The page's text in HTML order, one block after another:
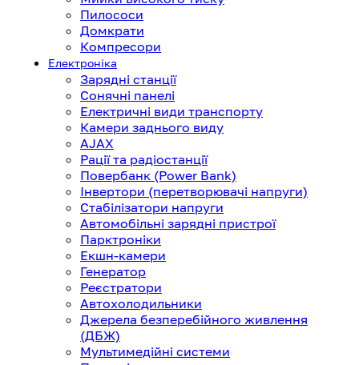
Пилососи
Домкрати
Компресори
Електроніка
Зарядні станції
Сонячні панелі
Електричні види транспорту
Камери заднього виду
AJAX
Рації та радіостанції
Повербанк (Power Bank)
Інвертори (перетворювачі напруги)
Стабілізатори напруги
Автомобільні зарядні пристрої
Парктроніки
Екшн-камери
Генератор
Реєстратори
Автохолодильники
Джерела безперебійного живлення
(ДБЖ)
Мультимедійні системи